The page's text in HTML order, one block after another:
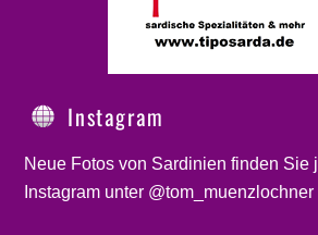
Instagram
Neue Fotos von Sardinien finden Sie
Instagram unter @tom_muenzlochner